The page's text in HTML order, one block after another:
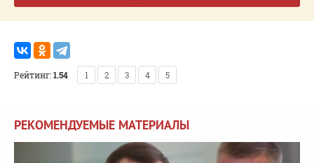
Рейтинг:1.54 1 2 3 4 5
РЕКОМЕНДУЕМЫЕ МАТЕРИАЛЫ